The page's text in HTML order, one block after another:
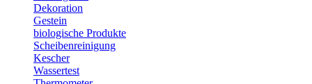
Dekoration
Gestein
biologische Produkte
Scheibenreinigung
Kescher
Wassertest